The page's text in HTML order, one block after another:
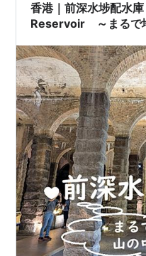
香港｜前深水埗配水
Reservoir ～まるで